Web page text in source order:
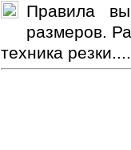
Правила
размеров.
техника резки....